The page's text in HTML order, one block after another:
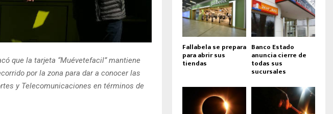
que la tarjeta “Muévetefacil” mantiene
por la zona para dar a conocer las
y Telecomunicaciones en términos de
Fallabela se prepara
para abrir sus
tiendas
Banco Estado
anuncia cierre de
todas sus
sucursales